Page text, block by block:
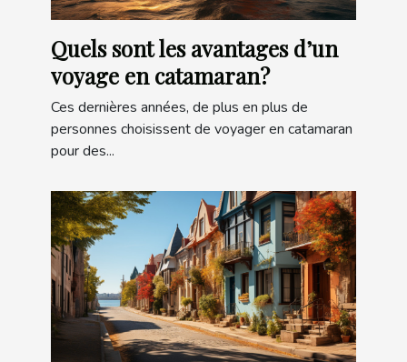
Quels sont les avantages d’un
voyage en catamaran?
Ces dernières années, de plus en plus de
personnes choisissent de voyager en catamaran
pour des...